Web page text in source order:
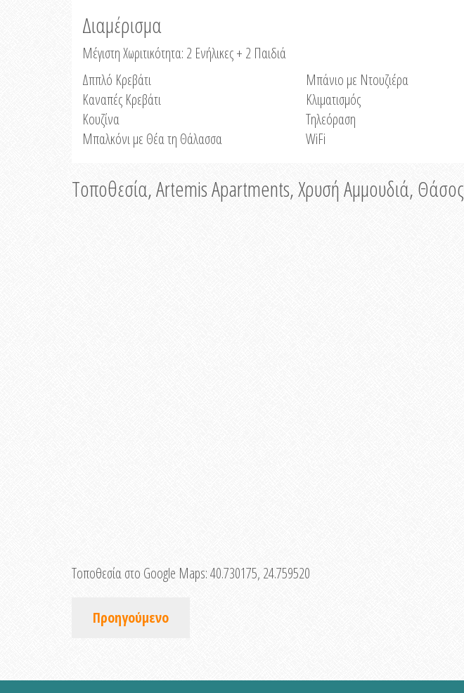
Διαμέρισμα
Μέγιστη Χωριτικότητα: 2 Ενήλικες + 2 Παιδιά
Δππλό Κρεβάτι
Καναπές Κρεβάτι
Κουζίνα
Μπαλκόνι με Θέα τη Θάλασσα
Μπάνιο με Ντουζιέρα
Κλιματισμός
Τηλεόραση
WiFi
Τοποθεσία, Artemis Apartments, Χρυσή Αμμουδιά, Θάσος
Τοποθεσία στο Google Maps:40.730175, 24.759520
Προηγούμενο